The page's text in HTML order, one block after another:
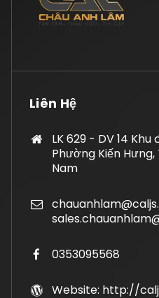
Liên Hệ
LK 629 - DV 14
Phường Kiến Hưng,
Nam
0353095568
Website: http://